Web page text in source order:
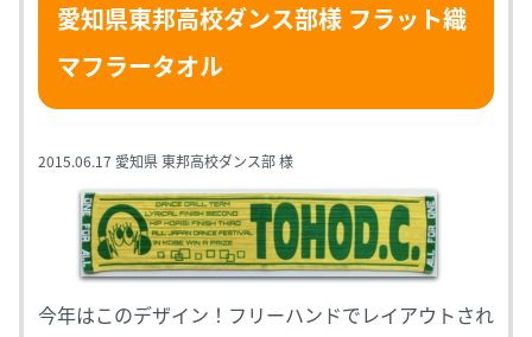
愛知県東邦高校ダンス部様 フラット織
マフラータオル
2015.06.17 愛知県 東邦高校ダンス部 様
今年はこのデザイン！フリーハンドでレイアウトされ